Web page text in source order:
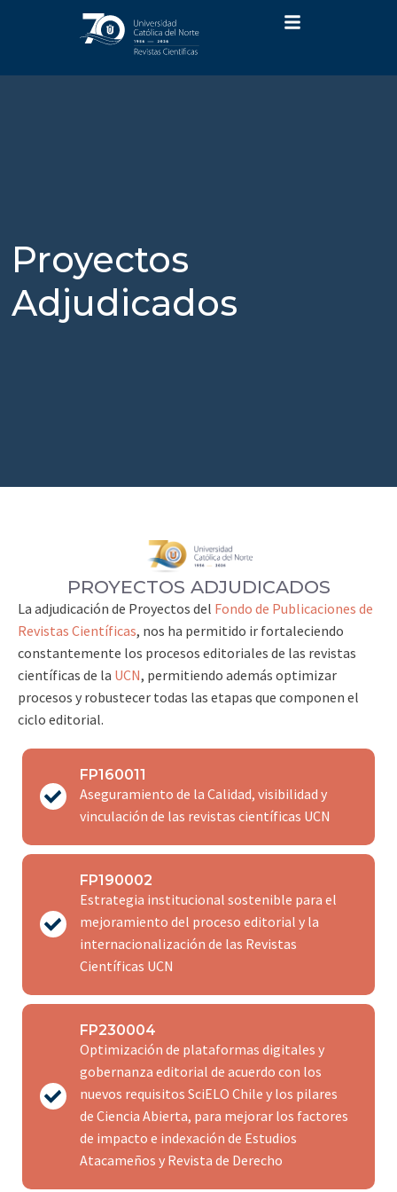
Proyectos
Adjudicados
PROYECTOS ADJUDICADOS
La adjudicación de Proyectos del Fondo de Publicaciones de
Revistas Científicas, nos ha permitido ir fortaleciendo
constantemente los procesos editoriales de las revistas
científicas de la UCN, permitiendo además optimizar
procesos y robustecer todas las etapas que componen el
ciclo editorial.
FP160011
Aseguramiento de la Calidad, visibilidad y
vinculación de las revistas científicas UCN
FP190002
Estrategia institucional sostenible para el
mejoramiento del proceso editorial y la
internacionalización de las Revistas
Científicas UCN
FP230004
Optimización de plataformas digitales y
gobernanza editorial de acuerdo con los
nuevos requisitos SciELO Chile y los pilares
de Ciencia Abierta, para mejorar los factores
de impacto e indexación de Estudios
Atacameños y Revista de Derecho